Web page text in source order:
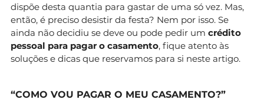
dispõe desta quantia para gastar de uma só vez. Mas,
então, é preciso desistir da festa? Nem por isso. Se
ainda não decidiu se deve ou pode pedir um crédito
pessoal para pagar o casamento, fique atento às
soluções e dicas que reservamos para si neste artigo.
“COMO VOU PAGAR O MEU CASAMENTO?”